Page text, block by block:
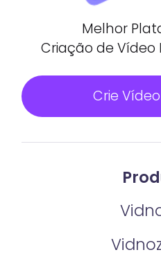
Melhor
Criação de
Crie